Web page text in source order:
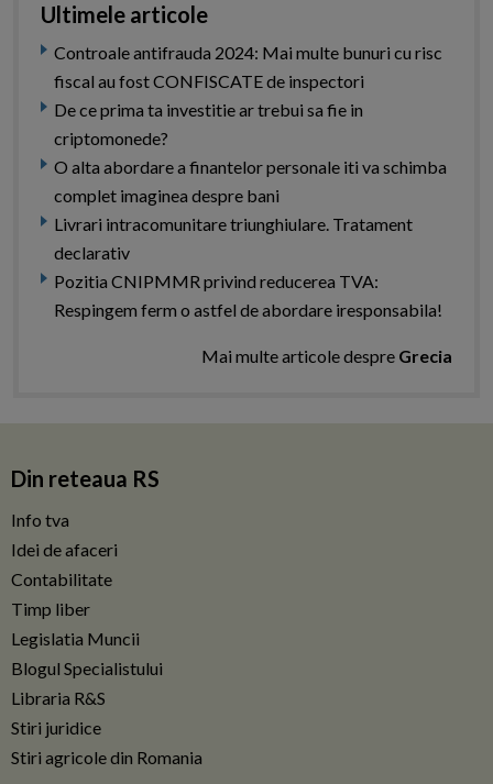
Ultimele articole
Controale antifrauda 2024: Mai multe bunuri cu risc
fiscal au fost CONFISCATE de inspectori
De ce prima ta investitie ar trebui sa fie in
criptomonede?
O alta abordare a finantelor personale iti va schimba
complet imaginea despre bani
Livrari intracomunitare triunghiulare. Tratament
declarativ
Pozitia CNIPMMR privind reducerea TVA:
Respingem ferm o astfel de abordare iresponsabila!
Mai multe articole despre Grecia
Din reteaua RS
Info tva
Idei de afaceri
Contabilitate
Timp liber
Legislatia Muncii
Blogul Specialistului
Libraria R&S
Stiri juridice
Stiri agricole din Romania